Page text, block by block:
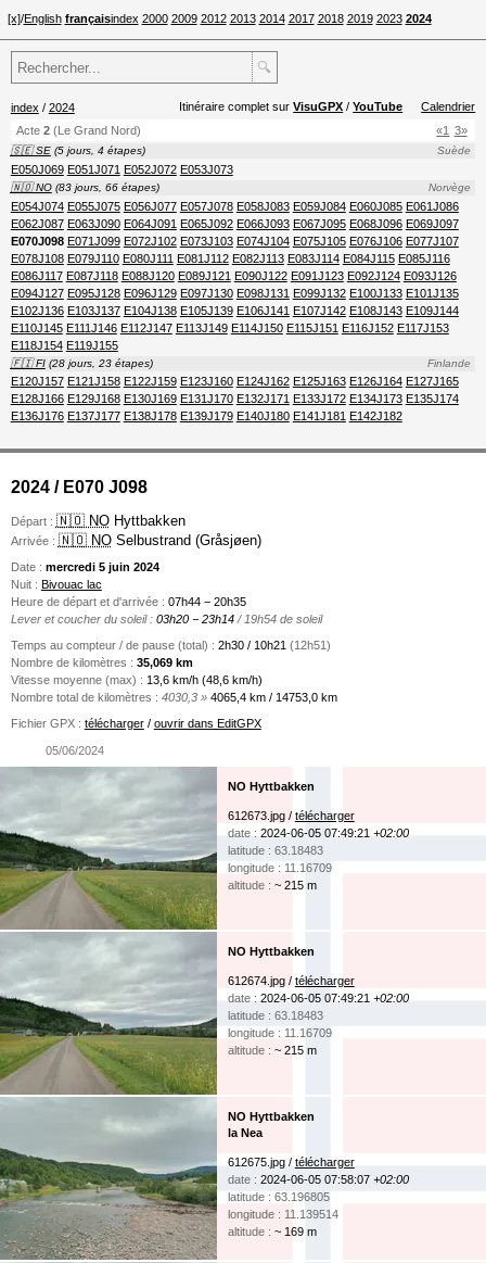
[x]/English françaisindex 2000 2009 2012 2013 2014 2017 2018 2019 2023 2024
🔍
index / 2024 Itinéraire complet surVisuGPX /YouTube
Calendrier
3»
«1
Acte2 (Le Grand Nord)
🇸🇪 SE Suède
(5 jours, 4 étapes)
E050J069 E051J071 E052J072 E053J073
🇳🇴 NO Norvège
(83 jours, 66 étapes)
E054J074 E055J075 E056J077 E057J078 E058J083 E059J084 E060J085 E061J086
E062J087 E063J090 E064J091 E065J092 E066J093 E067J095 E068J096 E069J097
E070J098 E071J099 E072J102 E073J103 E074J104 E075J105 E076J106 E077J107
E078J108 E079J110 E080J111 E081J112 E082J113 E083J114 E084J115 E085J116
E086J117 E087J118 E088J120 E089J121 E090J122 E091J123 E092J124 E093J126
E094J127 E095J128 E096J129 E097J130 E098J131 E099J132 E100J133 E101J135
E102J136 E103J137 E104J138 E105J139 E106J141 E107J142 E108J143 E109J144
E110J145 E111J146 E112J147 E113J149 E114J150 E115J151 E116J152 E117J153
E118J154 E119J155
🇫🇮 FI Finlande
(28 jours, 23 étapes)
E120J157 E121J158 E122J159 E123J160 E124J162 E125J163 E126J164 E127J165
E128J166 E129J168 E130J169 E131J170 E132J171 E133J172 E134J173 E135J174
E136J176 E137J177 E138J178 E139J179 E140J180 E141J181 E142J182
2024 / E070 J098
Départ : 🇳🇴 NOHyttbakken
Arrivée : 🇳🇴 NOSelbustrand (Gråsjøen)
Date : mercredi 5 juin 2024
Nuit : Bivouac lac
Heure de départ et d'arrivée : 07h44 − 20h35
Lever et coucher du soleil :03h20 − 23h14 / 19h54 de soleil
Temps au compteur / de pause (total) : 2h30 / 10h21 (12h51)
Nombre de kilomètres : 35,069 km
Vitesse moyenne (max) : 13,6 km/h (48,6 km/h)
Nombre total de kilomètres : 4030,3 »4065,4 km / 14753,0 km
Fichier GPX : télécharger/ ouvrir dans EditGPX
05/06/2024
NO Hyttbakken
612673.jpg / télécharger
date : 2024-06-05 07:49:21 +02:00
latitude : 63.18483
longitude : 11.16709
altitude : ~ 215 m
NO Hyttbakken
612674.jpg / télécharger
date : 2024-06-05 07:49:21 +02:00
latitude : 63.18483
longitude : 11.16709
altitude : ~ 215 m
NO Hyttbakken
la Nea
612675.jpg / télécharger
date : 2024-06-05 07:58:07 +02:00
latitude : 63.196805
longitude : 11.139514
altitude : ~ 169 m